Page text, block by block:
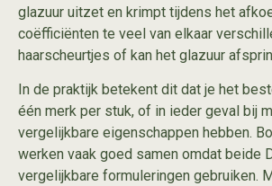
glazuur uitzet en krimpt tijdens het
coëfficiënten te veel van elkaar
haarscheurtjes of kan het glazuur
In de praktijk betekent dit dat je het
één merk per stuk, of in ieder geval bij
vergelijkbare eigenschappen hebben.
werken vaak goed samen omdat beide
vergelijkbare formuleringen gebruiken.